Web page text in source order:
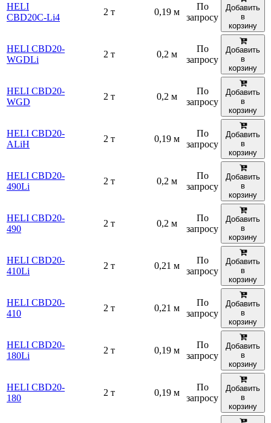
HELI
CBD20C-Li4
2 т 0,19 м
По
запросу
Добавить
в
корзину
HELI CBD20-
WGDLi
2 т 0,2 м
По
запросу
Добавить
в
корзину
HELI CBD20-
WGD
2 т 0,2 м
По
запросу
Добавить
в
корзину
HELI CBD20-
ALiH
2 т 0,19 м
По
запросу
Добавить
в
корзину
HELI CBD20-
490Li
2 т 0,2 м
По
запросу
Добавить
в
корзину
HELI CBD20-
490
2 т 0,2 м
По
запросу
Добавить
в
корзину
HELI CBD20-
410Li
2 т 0,21 м
По
запросу
Добавить
в
корзину
HELI CBD20-
410
2 т 0,21 м
По
запросу
Добавить
в
корзину
HELI CBD20-
180Li
2 т 0,19 м
По
запросу
Добавить
в
корзину
HELI CBD20-
180
2 т 0,19 м
По
запросу
Добавить
в
корзину